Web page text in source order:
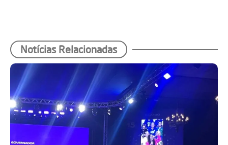
Notícias Relacionadas